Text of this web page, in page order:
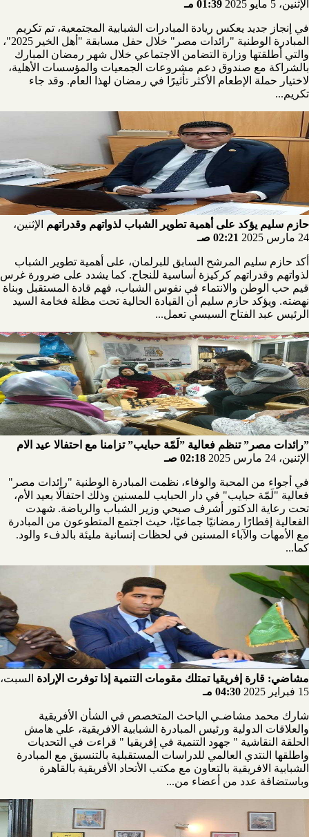
الإثنين، 5 مايو 2025 01:39 مـ
في إنجاز جديد يعكس ريادة المبادرات الشبابية المجتمعية، تم تكريم
المبادرة الوطنية "رائدات مصر" خلال حفل مسابقة "أهل الخير 2025"،
والتي أطلقتها وزارة التضامن الاجتماعي خلال شهر رمضان المبارك
بالشراكة مع صندوق دعم مشروعات الجمعيات والمؤسسات الأهلية،
لاختيار حملة الإطعام الأكثر تأثيرًا في رمضان لهذا العام. وقد جاء
تكريم...
حازم سليم يؤكد على أهمية تطوير الشباب لذواتهم وقدراتهم الإثنين،
24 مارس 2025
02:21 صـ
أكد حازم سليم المرشح السابق للبرلمان، على أهمية تطوير الشباب
لذواتهم وقدراتهم كركيزة أساسية للنجاح. كما يشدد على ضرورة غرس
قيم حب الوطن والانتماء في نفوس الشباب، فهم قادة المستقبل وبناة
نهضته. ويؤكد حازم سليم أن القيادة الحالية تحت مظلة فخامة السيد
الرئيس عبد الفتاح السيسي تعمل...
”رائدات مصر” تنظم فعالية ”لَمّة حبايب” تزامنا مع احتفالا عيد الام
الإثنين، 24 مارس 2025
02:18 صـ
في أجواء من المحبة والوفاء، نظمت المبادرة الوطنية "رائدات مصر"
فعالية "لَمّة حبايب" في دار الحبايب للمسنين وذلك احتفالًا بعيد الأم،
تحت رعاية الدكتور أشرف صبحي وزير الشباب والرياضة. شهدت
الفعالية إفطارًا رمضانيًا جماعيًا، حيث اجتمع المتطوعون من المبادرة
مع الأمهات والآباء المسنين في لحظات إنسانية مليئة بالدفء والود.
كما...
مشاضي: قارة إفريقيا تمتلك مقومات التنمية إذا توفرت الإرادة السبت،
15 فبراير 2025
04:30 مـ
شارك محمد مشاضـي الباحث المتخصص في الشأن الأفريقية
والعلاقات الدولية ورئيس المبادرة الشبابية الافريقية، علي هامش
الحلقة النقاشية " جهود التنمية في إفريقيا " قراءت في التحديات
واطلقها النتدي العالمي للدراسات المستقبلية بالتنسيق مع المبادرة
الشبابية الافريقية بالتعاون مع مكتب الأتحاد الأفريقية بالقاهرة
وباستضافة عدد من أعضاء من...